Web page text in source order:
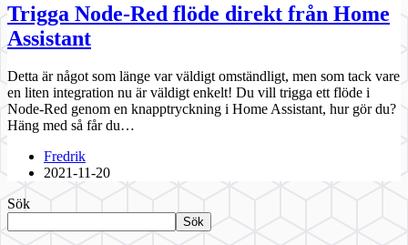
Trigga Node-Red flöde direkt från Home
Assistant
Detta är något som länge var väldigt omständligt, men som tack vare
en liten integration nu är väldigt enkelt! Du vill trigga ett flöde i
Node-Red genom en knapptryckning i Home Assistant, hur gör du?
Häng med så får du…
Fredrik
2021-11-20
Sök
Sök